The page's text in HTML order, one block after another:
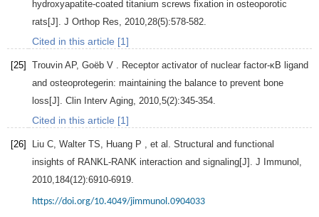
hydroxyapatite-coated titanium screws fixation in osteoporotic
rats[J]. J Orthop Res 2010 28(5):578-582.
Cited in this article [1]
[25] Trouvin AP, Goëb V . Receptor activator of nuclear factor-κB ligand
and osteoprotegerin: maintaining the balance to prevent bone
loss[J]. Clin Interv Aging 2010 5(2):345-354.
Cited in this article [1]
[26] Liu C Walter TS Huang P , et al. Structural and functional
insights of RANKL-RANK interaction and signaling[J]. J Immunol
2010 184(12):6910-6919.
https://doi.org/10.4049/jimmunol.0904033